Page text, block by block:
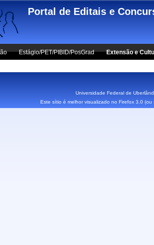
Portal de Editais e
Estágio/PET/PIBID/PosGrad Extensão e
Universidade Federal de
Este sítio é melhor visualizado no Firefox 3.0